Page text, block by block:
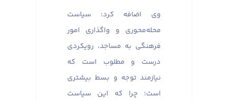
وی اضافه کرد: سیاست
محله‌محوری و واگذاری امور
فرهنگی به مساجد، رویکردی
درست و مطلوب است که
نیازمند توجه و بسط بیشتری
است؛ چرا که این سیاست